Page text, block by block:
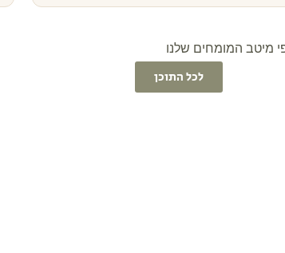
מיטב המומחים שלנו
לכל התוכן